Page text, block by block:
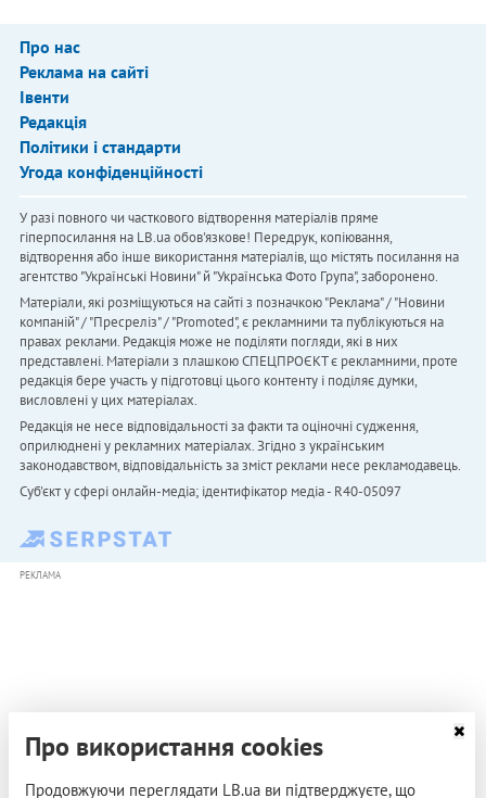
Про нас
Реклама на сайті
Івенти
Редакція
Політики і стандарти
Угода конфіденційності
У разі повного чи часткового відтворення матеріалів пряме
гіперпосилання на LB.ua обов'язкове! Передрук, копіювання,
відтворення або інше використання матеріалів, що містять посилання на
агентство "Українськi Новини" й "Українська Фото Група", заборонено.
Матеріали, які розміщуються на сайті з позначкою "Реклама" / "Новини
компаній" / "Пресреліз" / "Promoted", є рекламними та публікуються на
правах реклами. Редакція може не поділяти погляди, які в них
представлені. Матеріали з плашкою СПЕЦПРОЄКТ є рекламними, проте
редакція бере участь у підготовці цього контенту і поділяє думки,
висловлені у цих матеріалах.
Редакція не несе відповідальності за факти та оціночні судження,
оприлюднені у рекламних матеріалах. Згідно з українським
законодавством, відповідальність за зміст реклами несе рекламодавець.
Cуб'єкт у сфері онлайн-медіа; ідентифікатор медіа - R40-05097
РЕКЛАМА
Про використання cookies
Продовжуючи переглядати LB.ua ви підтверджуєте, що